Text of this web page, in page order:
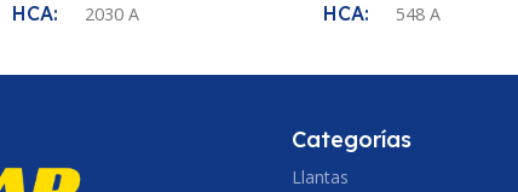
HCA 2030 A HCA 548 A
VOLTAJE
Categorías
Llantas